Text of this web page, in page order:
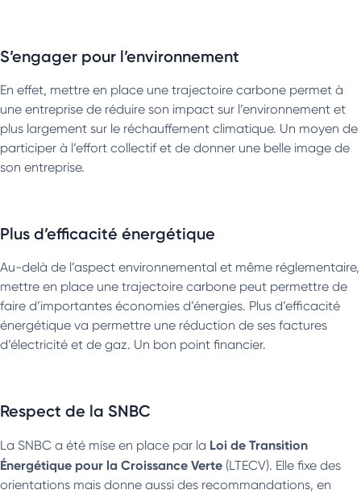
S’engager pour l’environnement
En effet, mettre en place une trajectoire carbone permet à
une entreprise de réduire son impact sur l’environnement et
plus largement sur le réchauffement climatique. Un moyen de
participer à l’effort collectif et de donner une belle image de
son entreprise.
Plus d’efficacité énergétique
Au-delà de l’aspect environnemental et même réglementaire,
mettre en place une trajectoire carbone peut permettre de
faire d’importantes économies d’énergies. Plus d’efficacité
énergétique va permettre une réduction de ses factures
d’électricité et de gaz. Un bon point financier.
Respect de la SNBC
La SNBC a été mise en place par la Loi de Transition
Énergétique pour la Croissance Verte (LTECV). Elle fixe des
orientations mais donne aussi des recommandations, en